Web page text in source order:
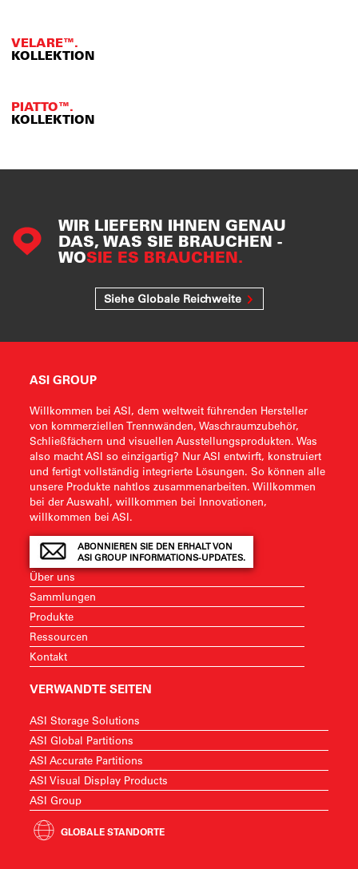
VELARE™.
KOLLEKTION
PIATTO™.
KOLLEKTION
WIR LIEFERN IHNEN GENAU
DAS, WAS SIE BRAUCHEN -
WOSIE ES BRAUCHEN.
Siehe Globale Reichweite
ASI GROUP
Willkommen bei ASI, dem weltweit führenden Hersteller
von kommerziellen Trennwänden, Waschraumzubehör,
Schließfächern und visuellen Ausstellungsprodukten. Was
also macht ASI so einzigartig? Nur ASI entwirft, konstruiert
und fertigt vollständig integrierte Lösungen. So können alle
unsere Produkte nahtlos zusammenarbeiten. Willkommen
bei der Auswahl, willkommen bei Innovationen,
willkommen bei ASI.
ABONNIEREN SIE DEN ERHALT VON
ASI GROUP INFORMATIONS-UPDATES.
Über uns
Sammlungen
Produkte
Ressourcen
Kontakt
VERWANDTE SEITEN
ASI Storage Solutions
ASI Global Partitions
ASI Accurate Partitions
ASI Visual Display Products
ASI Group
GLOBALE STANDORTE